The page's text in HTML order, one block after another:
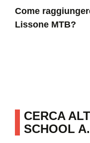
Come
Lissone MTB?
CERCA
SCHOOL